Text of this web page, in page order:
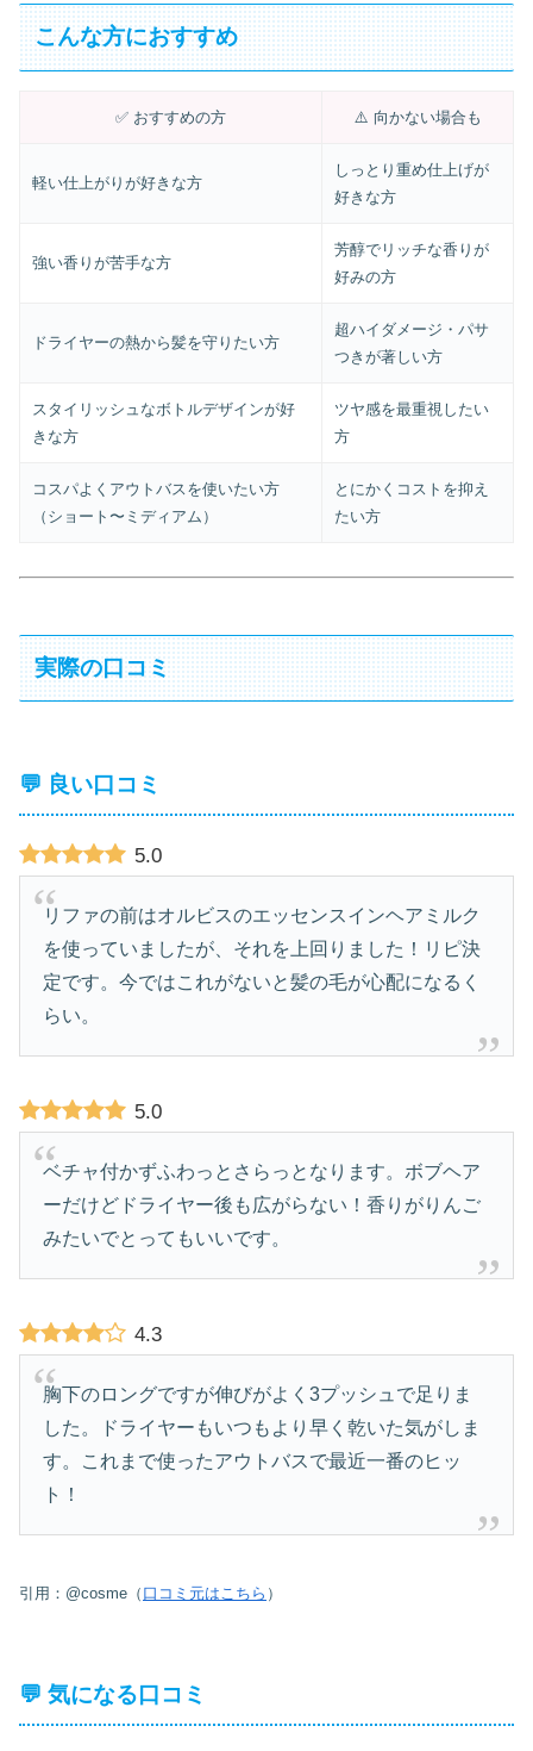
こんな方におすすめ
✅ おすすめの方 ⚠️ 向かない場合も
軽い仕上がりが好きな方
しっとり重め仕上げが
好きな方
強い香りが苦手な方
芳醇でリッチな香りが
好みの方
ドライヤーの熱から髪を守りたい方
超ハイダメージ・パサ
つきが著しい方
スタイリッシュなボトルデザインが好
きな方
ツヤ感を最重視したい
方
コスパよくアウトバスを使いたい方
（ショート〜ミディアム）
とにかくコストを抑え
たい方
実際の口コミ
💬 良い口コミ
5.0
リファの前はオルビスのエッセンスインヘアミルク
を使っていましたが、それを上回りました！リピ決
定です。今ではこれがないと髪の毛が心配になるく
らい。
5.0
ベチャ付かずふわっとさらっとなります。ボブヘア
ーだけどドライヤー後も広がらない！香りがりんご
みたいでとってもいいです。
4.3
胸下のロングですが伸びがよく3プッシュで足りま
した。ドライヤーもいつもより早く乾いた気がしま
す。これまで使ったアウトバスで最近一番のヒッ
ト！
引用：@cosme（ 口コミ元はこちら ）
💬 気になる口コミ